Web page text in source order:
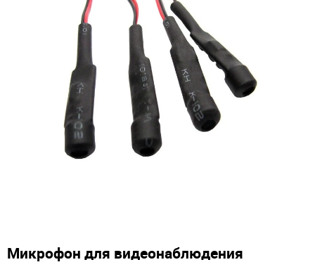
Микрофон для видеонаблюдения